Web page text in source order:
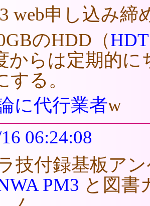
web申し込み締
のHDD（
からは定期的
する。
に代行業者w
06:24:08
技付録基板ア
PM3 と図書